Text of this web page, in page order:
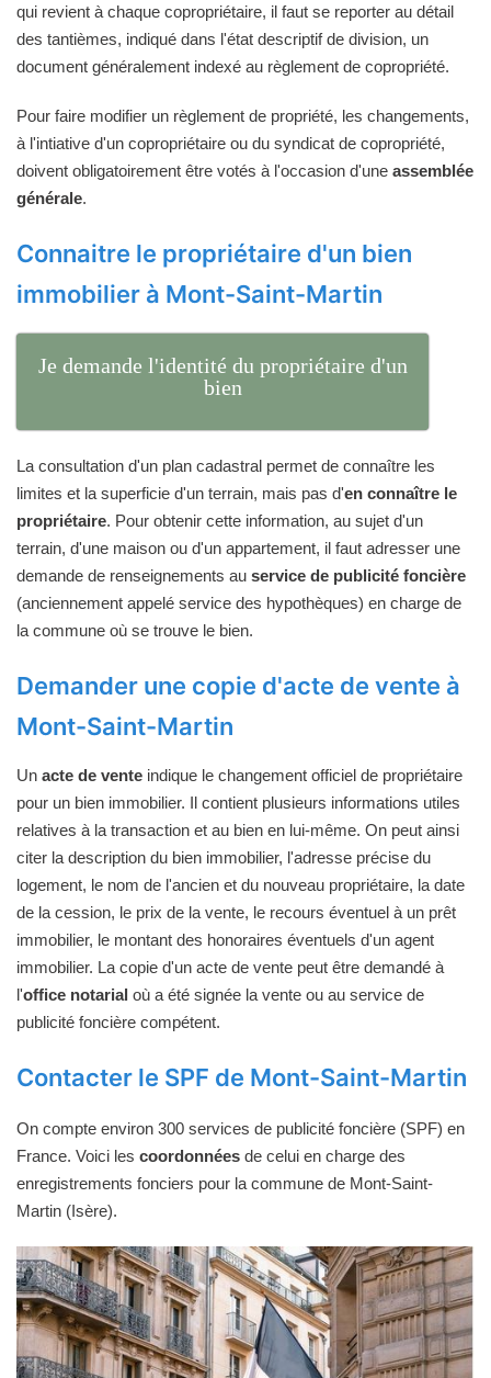
qui revient à chaque copropriétaire, il faut se reporter au détail
des tantièmes, indiqué dans l'état descriptif de division, un
document généralement indexé au règlement de copropriété.
Pour faire modifier un règlement de propriété, les changements,
à l'intiative d'un copropriétaire ou du syndicat de copropriété,
doivent obligatoirement être votés à l'occasion d'une assemblée
générale.
Connaitre le propriétaire d'un bien
immobilier à Mont-Saint-Martin
Je demande l'identité du propriétaire d'un
bien
La consultation d'un plan cadastral permet de connaître les
limites et la superficie d'un terrain, mais pas d'en connaître le
propriétaire. Pour obtenir cette information, au sujet d'un
terrain, d'une maison ou d'un appartement, il faut adresser une
demande de renseignements au service de publicité foncière
(anciennement appelé service des hypothèques) en charge de
la commune où se trouve le bien.
Demander une copie d'acte de vente à
Mont-Saint-Martin
Un acte de vente indique le changement officiel de propriétaire
pour un bien immobilier. Il contient plusieurs informations utiles
relatives à la transaction et au bien en lui-même. On peut ainsi
citer la description du bien immobilier, l'adresse précise du
logement, le nom de l'ancien et du nouveau propriétaire, la date
de la cession, le prix de la vente, le recours éventuel à un prêt
immobilier, le montant des honoraires éventuels d'un agent
immobilier. La copie d'un acte de vente peut être demandé à
l'office notarial où a été signée la vente ou au service de
publicité foncière compétent.
Contacter le SPF de Mont-Saint-Martin
On compte environ 300 services de publicité foncière (SPF) en
France. Voici les coordonnées de celui en charge des
enregistrements fonciers pour la commune de Mont-Saint-
Martin (Isère).